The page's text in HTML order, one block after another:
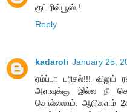
குட் ரிவ்யூஸ்.!
Reply
kadaroli January 25,
ஏம்ப்பா பரிசல்!!!
அளவுக்கு இல்ல நீ
சொல்லலாம். ஆடுகளம்